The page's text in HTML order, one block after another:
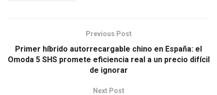
Previous Post
Primer híbrido autorrecargable chino en España: el
Omoda 5 SHS promete eficiencia real a un precio difícil
de ignorar
Next Post